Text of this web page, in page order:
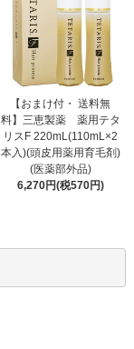
【おまけ付・ 送料無
料】三恵製薬 薬用テタ
リスF 220mL(110mL×2
本入)(頭皮用薬用育毛剤)
(医薬部外品)
6,270円(税570円)